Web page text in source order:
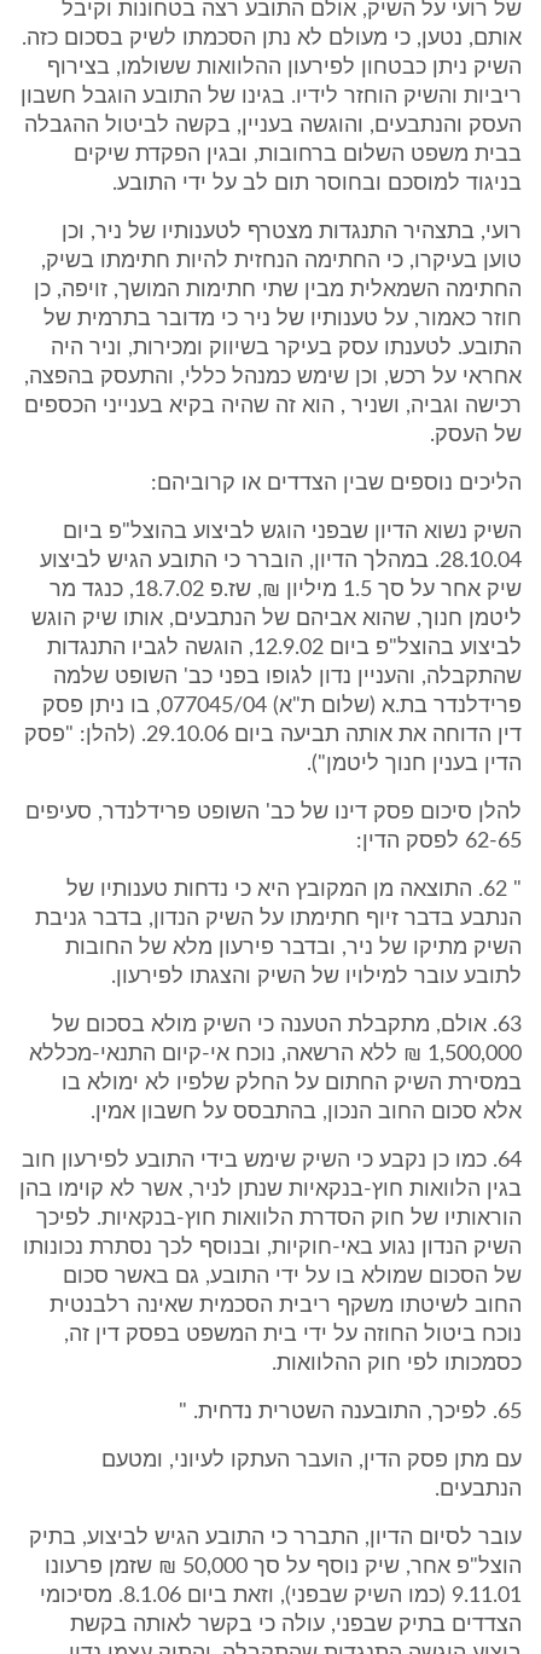
של רועי על השיק, אולם התובע רצה בטחונות וקיבל
אותם, נטען, כי מעולם לא נתן הסכמתו לשיק בסכום כזה.
השיק ניתן כבטחון לפירעון ההלוואות ששולמו, בצירוף
ריביות והשיק הוחזר לידיו. בגינו של התובע הוגבל חשבון
העסק והנתבעים, והוגשה בעניין, בקשה לביטול ההגבלה
בבית משפט השלום ברחובות, ובגין הפקדת שיקים
בניגוד למוסכם ובחוסר תום לב על ידי התובע.
רועי, בתצהיר התנגדות מצטרף לטענותיו של ניר, וכן
טוען בעיקרו, כי החתימה הנחזית להיות חתימתו בשיק,
החתימה השמאלית מבין שתי חתימות המושך, זויפה, כן
חוזר כאמור, על טענותיו של ניר כי מדובר בתרמית של
התובע. לטענתו עסק בעיקר בשיווק ומכירות, וניר היה
אחראי על רכש, וכן שימש כמנהל כללי, והתעסק בהפצה,
רכישה וגביה, ושניר , הוא זה שהיה בקיא בענייני הכספים
של העסק.
הליכים נוספים שבין הצדדים או קרוביהם:
השיק נשוא הדיון שבפני הוגש לביצוע בהוצל"פ ביום
28.10.04. במהלך הדיון, הוברר כי התובע הגיש לביצוע
שיק אחר על סך 1.5 מיליון ₪, שז.פ 18.7.02, כנגד מר
ליטמן חנוך, שהוא אביהם של הנתבעים, אותו שיק הוגש
לביצוע בהוצל"פ ביום 12.9.02, הוגשה לגביו התנגדות
שהתקבלה, והעניין נדון לגופו בפני כב' השופט שלמה
פרידלנדר בת.א (שלום ת"א) 077045/04, בו ניתן פסק
דין הדוחה את אותה תביעה ביום 29.10.06. (להלן: "פסק
הדין בענין חנוך ליטמן").
להלן סיכום פסק דינו של כב' השופט פרידלנדר, סעיפים
62-65 לפסק הדין:
" 62. התוצאה מן המקובץ היא כי נדחות טענותיו של
הנתבע בדבר זיוף חתימתו על השיק הנדון, בדבר גניבת
השיק מתיקו של ניר, ובדבר פירעון מלא של החובות
לתובע עובר למילויו של השיק והצגתו לפירעון.
63. אולם, מתקבלת הטענה כי השיק מולא בסכום של
1,500,000 ₪ ללא הרשאה, נוכח אי-קיום התנאי-מכללא
במסירת השיק החתום על החלק שלפיו לא ימולא בו
אלא סכום החוב הנכון, בהתבסס על חשבון אמין.
64. כמו כן נקבע כי השיק שימש בידי התובע לפירעון חוב
בגין הלוואות חוץ-בנקאיות שנתן לניר, אשר לא קוימו בהן
הוראותיו של חוק הסדרת הלוואות חוץ-בנקאיות. לפיכך
השיק הנדון נגוע באי-חוקיות, ובנוסף לכך נסתרת נכונותו
של הסכום שמולא בו על ידי התובע, גם באשר סכום
החוב לשיטתו משקף ריבית הסכמית שאינה רלבנטית
נוכח ביטול החוזה על ידי בית המשפט בפסק דין זה,
כסמכותו לפי חוק ההלוואות.
65. לפיכך, התובענה השטרית נדחית. "
עם מתן פסק הדין, הועבר העתקו לעיוני, ומטעם
הנתבעים.
עובר לסיום הדיון, התברר כי התובע הגיש לביצוע, בתיק
הוצל"פ אחר, שיק נוסף על סך 50,000 ₪ שזמן פרעונו
9.11.01 (כמו השיק שבפני), וזאת ביום 8.1.06. מסיכומי
הצדדים בתיק שבפני, עולה כי בקשר לאותה בקשת